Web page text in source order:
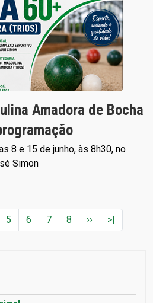
Amadora de Bocha
8 e 15 de junho, às 8h30, no
Simon
5 6 7 8 ›› Próxima
>|